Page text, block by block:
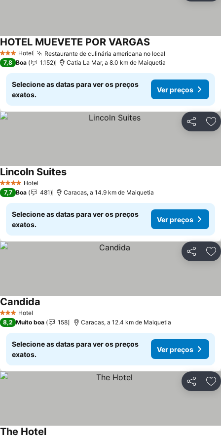
3 EstrelasHotel Restaurante de culinária americana no local
HOTEL MUEVETE POR VARGAS
7,8 Boa 1.152 Catia La Mar, a 8.0 km de Maiquetia
Selecione as datas para ver os preços
exatos.
Ver preços
Partilhar
4 EstrelasHotel
Lincoln Suites
7,7 Boa 481 Caracas, a 14.9 km de Maiquetia
Selecione as datas para ver os preços
exatos.
Ver preços
Partilhar
3 EstrelasHotel
Candida
8,2 Muito boa 158 Caracas, a 12.4 km de Maiquetia
Selecione as datas para ver os preços
exatos.
Ver preços
Partilhar
The Hotel